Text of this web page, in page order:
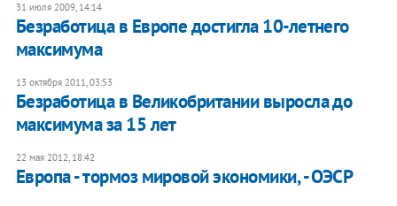
31 июля 2009, 14:14
Безработица в Европе достигла 10-летнего
максимума
13 октября 2011, 03:53
Безработица в Великобритании выросла до
максимума за 15 лет
22 мая 2012, 18:42
Европа - тормоз мировой экономики, - ОЭСР